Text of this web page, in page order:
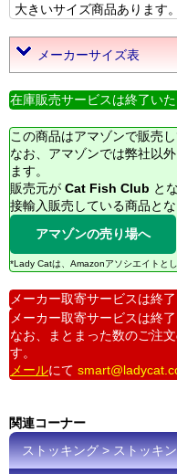
大きいサイズ商品あります
メーカーサイズ表
在庫販売サービスは終了い
この商品はアマゾンで販売し
なお、アマゾンでは弊社以
ます。
販売元が Cat Fish Club と
接輸入販売している商品とな
アマゾンの売り場へ
*Lady Catは、Amazonアソシエイトと
メーカー取寄サービスは終
メーカー取寄サービスは終
なお、まとまった数のご注
す。
メールにて
関連コーナー
ストッキング > ストッキ